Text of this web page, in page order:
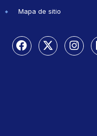
Mapa de sitio